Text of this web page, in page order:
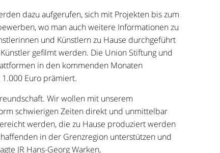
dazu aufgerufen, sich mit Projekten bis zum
wo man auch weitere Informationen zu
und Künstlern zu Hause durchgeführt
gefilmt werden. Die Union Stiftung und
in den kommenden Monaten
Euro prämiert.
Wir wollen mit unserem
schwierigen Zeiten direkt und unmittelbar
werden, die zu Hause produziert werden
in der Grenzregion unterstützen und
JR Hans-Georg Warken,